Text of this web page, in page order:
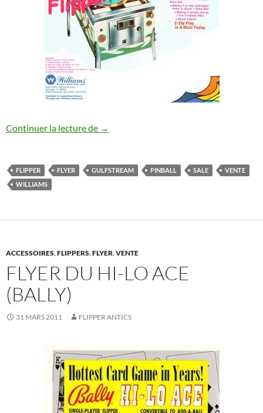
Continuer la lecture de Flyer du flipper Gulfstream (Williams)
→
FLIPPER FLYER GULFSTREAM PINBALL SALE
VENTE
WILLIAMS
ACCESSOIRES,FLIPPERS,FLYER,VENTE
FLYER DU HI-LO ACE
(BALLY)
31 MARS 2011 FLIPPER ANTICS